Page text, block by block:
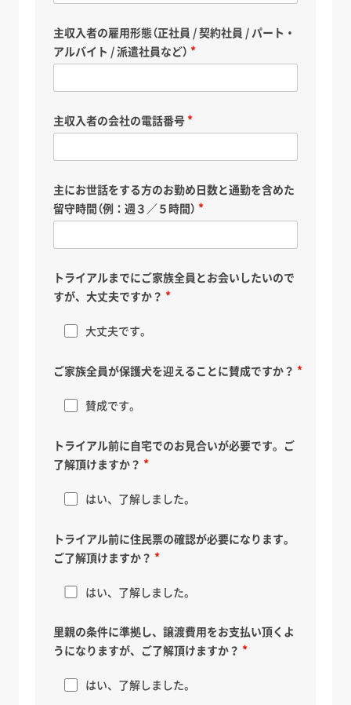
主収入者の雇用形態（正社員 / 契約社員 / パート・
アルバイト / 派遣社員など）
主収入者の会社の電話番号
主にお世話をする方のお勤め日数と通勤を含めた
留守時間（例：週３／５時間）
トライアルまでにご家族全員とお会いしたいので
すが、大丈夫ですか？
大丈夫です。
ご家族全員が保護犬を迎えることに賛成ですか？
賛成です。
トライアル前に自宅でのお見合いが必要です。ご
了解頂けますか？
はい、了解しました。
トライアル前に住民票の確認が必要になります。
ご了解頂けますか？
はい、了解しました。
里親の条件に準拠し、譲渡費用をお支払い頂くよ
うになりますが、ご了解頂けますか？
はい、了解しました。